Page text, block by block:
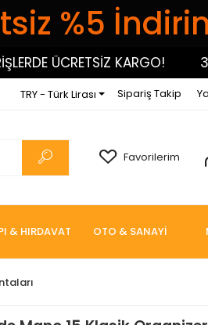
%5
ÜCRETSİZ KARGO!
TRY - Türk Lirası Sipariş Takip
Favorilerim
& HIRDAVAT OTO & SANAYİ